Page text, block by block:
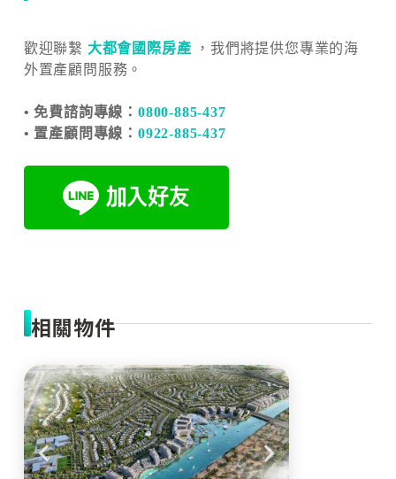
歡迎聯繫 大都會國際房產 ，我們將提供您專業的海
外置產顧問服務。
• 免費諮詢專線：0800-885-437
• 置產顧問專線：0922-885-437
相關物件